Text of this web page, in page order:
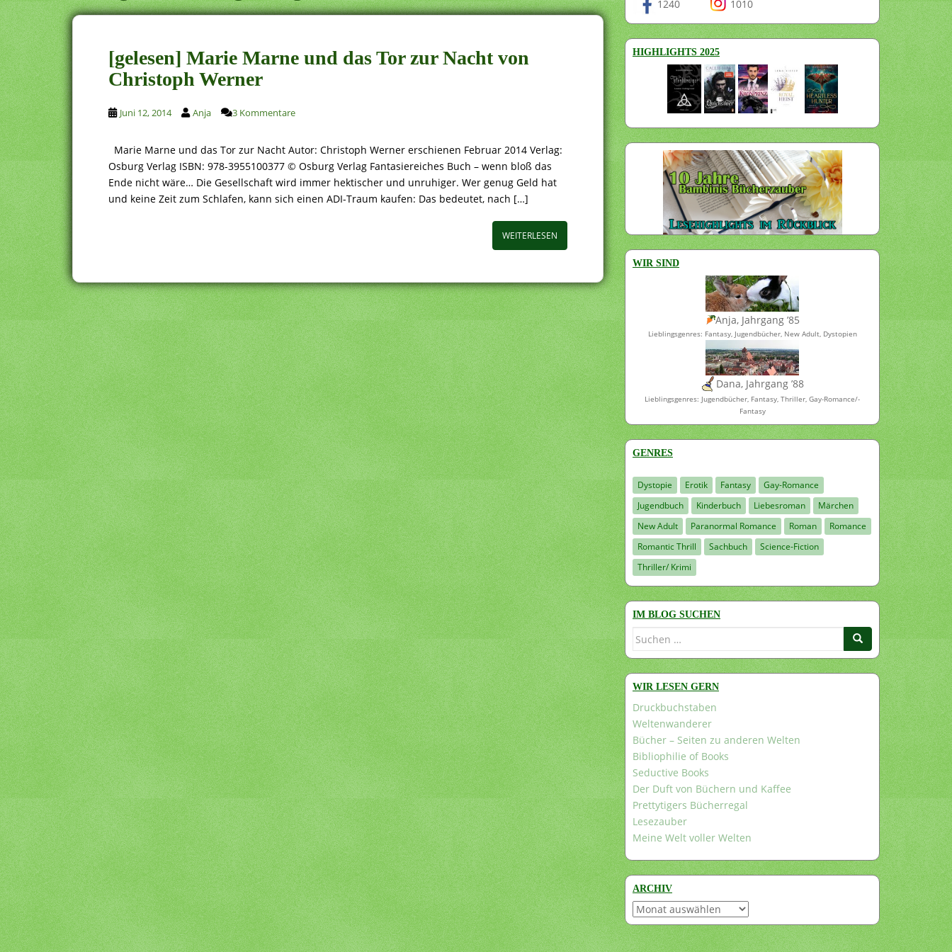
[gelesen] Marie Marne und das Tor zur Nacht von
Christoph Werner
Juni 12, 2014 Anja 3 Kommentare
Marie Marne und das Tor zur Nacht Autor: Christoph Werner erschienen Februar 2014 Verlag:
Osburg Verlag ISBN: 978-3955100377 © Osburg Verlag Fantasiereiches Buch – wenn bloß das
Ende nicht wäre… Die Gesellschaft wird immer hektischer und unruhiger. Wer genug Geld hat
und keine Zeit zum Schlafen, kann sich einen ADI-Traum kaufen: Das bedeutet, nach […]
WEITERLESEN
1240 1010
HIGHLIGHTS 2025
WIR SIND
Anja, Jahrgang ’85
Lieblingsgenres: Fantasy, Jugendbücher, New Adult, Dystopien
Dana, Jahrgang ’88
Lieblingsgenres: Jugendbücher, Fantasy, Thriller, Gay-Romance/-
Fantasy
GENRES
Dystopie Erotik Fantasy
Gay-Romance
Jugendbuch
Kinderbuch Liebesroman
Märchen
New Adult
Paranormal Romance Roman
Romance
Romantic Thrill
Sachbuch
Science-Fiction
Thriller/ Krimi
IM BLOG SUCHEN
Suchen
WIR LESEN GERN
Druckbuchstaben
Weltenwanderer
Bücher – Seiten zu anderen Welten
Bibliophilie of Books
Seductive Books
Der Duft von Büchern und Kaffee
Prettytigers Bücherregal
Lesezauber
Meine Welt voller Welten
ARCHIV
Archiv